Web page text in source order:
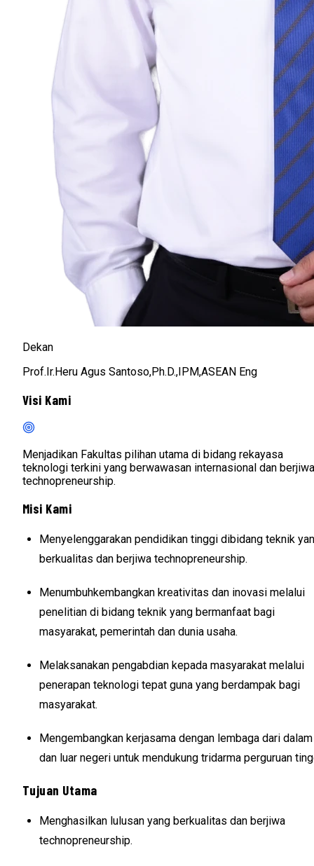
Dekan
Prof.Ir.Heru Agus Santoso,Ph.D.,IPM,ASEAN Eng
Visi Kami
Menjadikan Fakultas pilihan utama di bidang rekayasa
teknologi terkini yang berwawasan internasional dan berjiwa
technopreneurship.
Misi Kami
Menyelenggarakan pendidikan tinggi dibidang teknik
berkualitas dan berjiwa technopreneurship.
Menumbuhkembangkan kreativitas dan inovasi melalui
penelitian di bidang teknik yang bermanfaat bagi
masyarakat, pemerintah dan dunia usaha.
Melaksanakan pengabdian kepada masyarakat melalui
penerapan teknologi tepat guna yang berdampak bagi
masyarakat.
Mengembangkan kerjasama dengan lembaga dari dalam
dan luar negeri untuk mendukung tridarma perguruan
Tujuan Utama
Menghasilkan lulusan yang berkualitas dan berjiwa
technopreneurship.